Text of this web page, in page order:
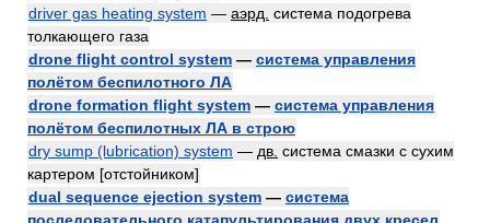
driver gas heating system — аэрд. система подогрева
толкающего газа
drone flight control system — система управления
полётом беспилотного ЛА
drone formation flight system — система управления
полётом беспилотных ЛА в строю
dry sump (lubrication) system — дв. система смазки с сухим
картером [отстойником]
dual sequence ejection system — система